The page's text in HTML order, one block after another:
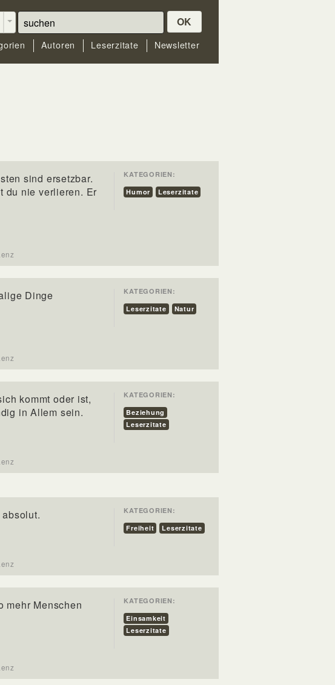
OK
Autoren Leserzitate Newsletter
sind ersetzbar.
du nie verlieren. Er
KATEGORIEN:
Humor
Leserzitate
Dinge
KATEGORIEN:
Leserzitate
Natur
kommt oder ist,
in Allem sein.
KATEGORIEN:
Beziehung
Leserzitate
KATEGORIEN:
Freiheit
Leserzitate
mehr Menschen
KATEGORIEN:
Einsamkeit
Leserzitate